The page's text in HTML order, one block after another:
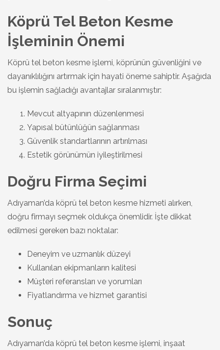
Köprü Tel Beton Kesme
İşleminin Önemi
Köprü tel beton kesme işlemi, köprünün güvenliğini ve
dayanıklılığını artırmak için hayati öneme sahiptir. Aşağıda
bu işlemin sağladığı avantajlar sıralanmıştır:
Mevcut altyapının düzenlenmesi
Yapısal bütünlüğün sağlanması
Güvenlik standartlarının artırılması
Estetik görünümün iyileştirilmesi
Doğru Firma Seçimi
Adıyaman’da köprü tel beton kesme hizmeti alırken,
doğru firmayı seçmek oldukça önemlidir. İşte dikkat
edilmesi gereken bazı noktalar:
Deneyim ve uzmanlık düzeyi
Kullanılan ekipmanların kalitesi
Müşteri referansları ve yorumları
Fiyatlandırma ve hizmet garantisi
Sonuç
Adıyaman’da köprü tel beton kesme işlemi, inşaat